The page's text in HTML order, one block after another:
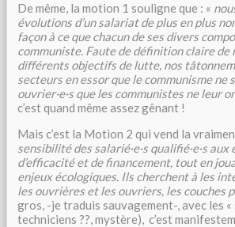
De même, la motion 1 souligne que : «
évolutions d’un salariat de plus en plus
façon à ce que chacun de ses divers
communiste. Faute de définition claire
différents objectifs de lutte, nos
secteurs en essor que le communisme
ouvrier·e·s que les communistes ne leur
c’est quand même assez gênant !
Mais c’est la Motion 2 qui vend la
sensibilité des salarié·e·s qualifié·e·s
d’efficacité et de financement, tout en
enjeux écologiques. Ils cherchent à les
les ouvrières et les ouvriers, les couches
gros, -je traduis sauvagement-, avec les
techniciens ??, mystère), c’est